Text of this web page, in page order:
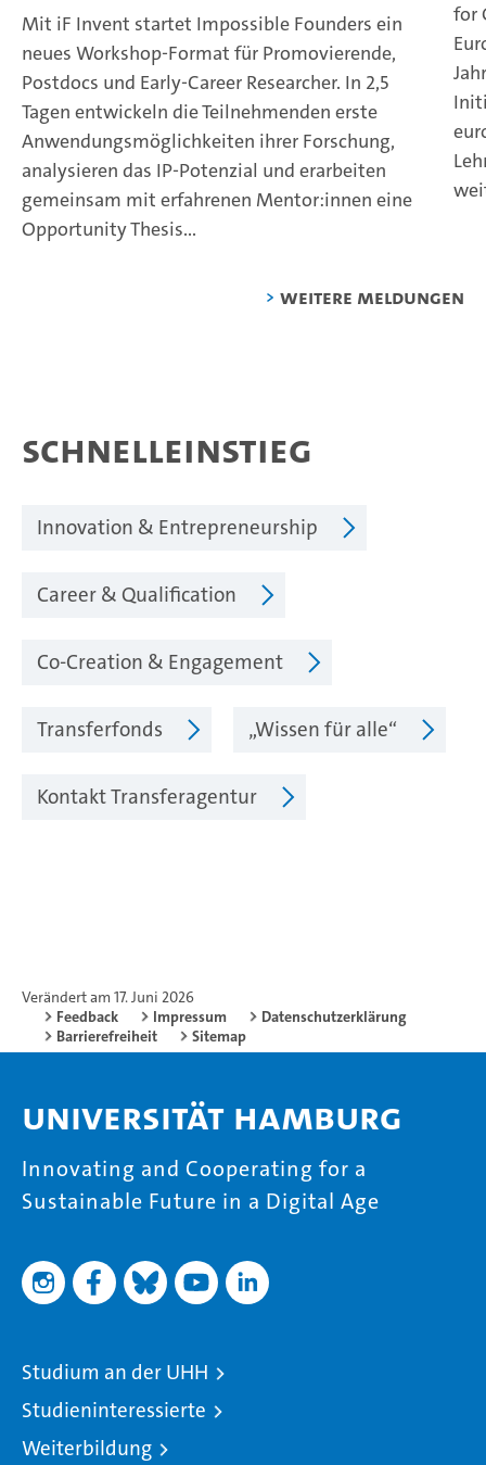
Mit iF Invent startet Impossible Founders ein
neues Workshop-Format für Promovierende,
Postdocs und Early-Career Researcher. In 2,5
Tagen entwickeln die Teilnehmenden erste
Anwendungsmöglichkeiten ihrer Forschung,
analysieren das IP-Potenzial und erarbeiten
gemeinsam mit erfahrenen Mentor:innen eine
Opportunity Thesis...
for
weitere Meldungen
Schnelleinstieg
Innovation & Entrepreneurship
Career & Qualification
Co-Creation & Engagement
Transferfonds „Wissen für alle“
Kontakt Transferagentur
Verändert am 17. Juni 2026
Feedback
Impressum
Datenschutzerklärung
Barrierefreiheit
Sitemap
Universität Hamburg
Innovating and Cooperating for a
Sustainable Future in a Digital Age
Studium an der UHH
Studieninteressierte
Weiterbildung